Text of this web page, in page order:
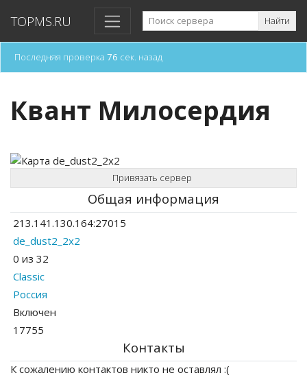
TOPMS.RU Найти
Последняя проверка 76 сек. назад
Квант Милосердия
Привязать сервер
Общая информация
213.141.130.164:27015
de_dust2_2x2
0 из 32
Classic
Россия
Включен
17755
Контакты
К сожалению контактов никто не оставлял :(